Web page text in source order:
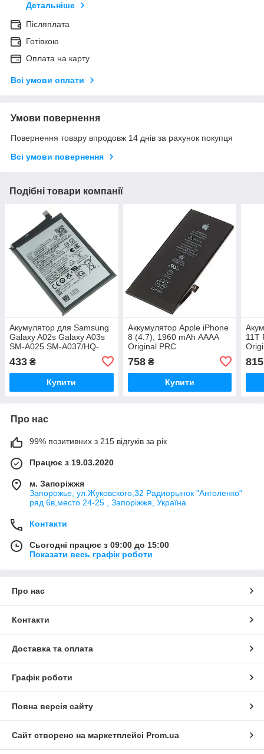
Детальніше
Післяплата
Готівкою
Оплата на карту
Всі умови оплати
Умови повернення
Повернення товару впродовж 14 днів за рахунок покупця
Всі умови повернення
Подібні товари компанії
Акумулятор для Samsung
Galaxy A02s Galaxy A03s
SM-A025 SM-A037/HQ-
50SD/HQ-50S (5000 mAh)
Original PRC
433 ₴
Купити
Аккумулятор Apple iPhone
8 (4.7), 1960 mAh АААА
Original PRC
758₴
Купити
11T
815
Про нас
99% позитивних з 215 відгуків за рік
Працює з 19.03.2020
м. Запоріжжя
Запорожье, ул.Жуковского,32 Радиорынок "Анголенко"
ряд 6в,место 24-25 , Запоріжжя, Україна
Контакти
Сьогодні працює з 09:00 до 15:00
Показати весь графік роботи
Про нас
Контакти
Доставка та оплата
Графік роботи
Повна версія сайту
Сайт створено на маркетплейсі Prom.ua